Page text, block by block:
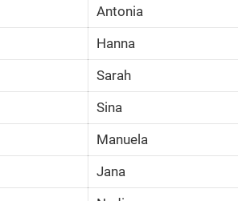
Antonia
Hanna
Sarah
Sina
Manuela
Jana